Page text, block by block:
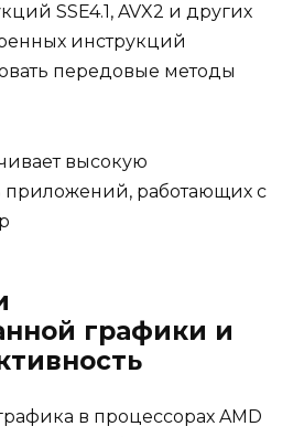
SSE4.1, AVX2 и других
инструкций
передовые методы
высокую
приложений, работающих с
графики и
в процессорах AMD